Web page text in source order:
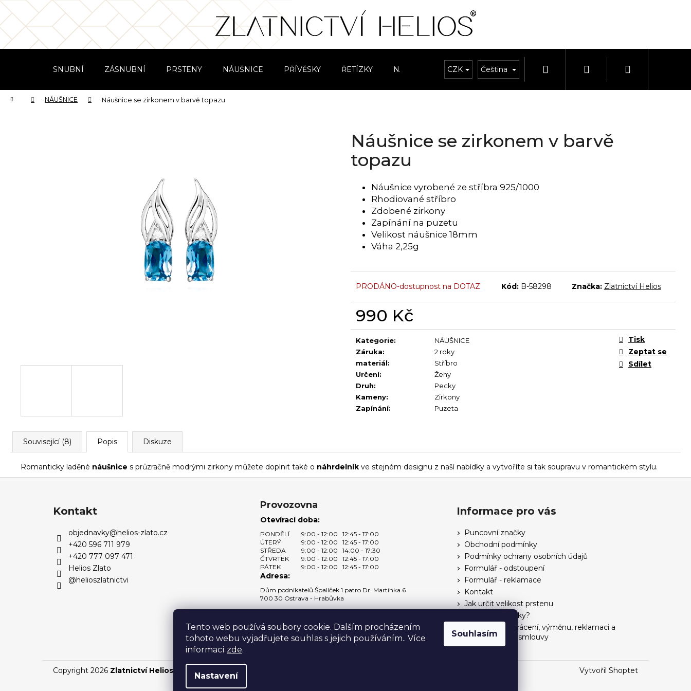
Tento web používá soubory cookie. Dalším procházením
tohoto webu vyjadřujete souhlas s jejich používáním.. Více
informací zde.
Nastavení
Souhlasím
Přejít
obsah
SNUBNÍ ZÁSNUBNÍ PRSTENY NÁUŠNICE PŘÍVĚSKY ŘETÍZKY NÁRAMKY SOUPRAVY HODINKY A ŘEMÍNKY HODINY A BUDÍKY
CZK Čeština Hledat PřihlášeníNákupní
košík
Domů NÁUŠNICE Náušnice se zirkonem v barvě topazu
Náušnice se zirkonem v barvě
topazu
Náušnice vyrobené ze stříbra 925/1000
Rhodiované stříbro
Zdobené zirkony
Zapínání na puzetu
Velikost náušnice 18mm
Váha 2,25g
PRODÁNO-dostupnost na DOTAZ Kód: B-58298 Značka: Zlatnictví Helios
990 Kč
Měrná
cena:
Kategorie:
NÁUŠNICE
Záruka:
2 roky
materiál:
Stříbro
Určení:
Ženy
Druh:
Pecky
Kameny:
Zirkony
Zapínání: Puzeta
Tisk
Zeptat se
Sdílet
Související (8) Popis Diskuze
Romanticky laděné náušnice s průzračně modrými zirkony můžete doplnit také o náhrdelník ve stejném designu z naší nabídky a vytvoříte si tak soupravu v romantickém stylu.
K
o
š
í
Zpět
Zpět
Kontakt
objednavky@helios-zlato.cz
+420 596 711 979
+420 777 097 471
Helios Zlato
@helioszlatnictvi
Provozovna
Otevírací doba:
PONDĚLÍ 9:00 - 12:00
12:45 - 17:00
ÚTERÝ
9:00 - 12:00
12:45 - 17:00
STŘEDA
9:00 - 12:00
14:00 - 17:30
ČTVRTEK
9:00 - 12:00
12:45 - 17:00
PÁTEK
9:00 - 12:00 12:45 - 17:00
Adresa:
Dům podnikatelů Špalíček 1.patro Dr. Martínka 6
700 30 Ostrava - Hrabůvka
Informace pro vás
Puncovní značky
Obchodní podmínky
Podmínky ochrany osobních údajů
Formulář - odstoupení
Formulář - reklamace
Kontakt
Jak určit velikost prstenu
Jak vybrat šperky?
Formulář pro vrácení, výměnu, reklamaci a
odstoupení od smlouvy
Vytvořil Shoptet
Copyright 2026 Zlatnictví Helios . Všechna práva vyhrazena.